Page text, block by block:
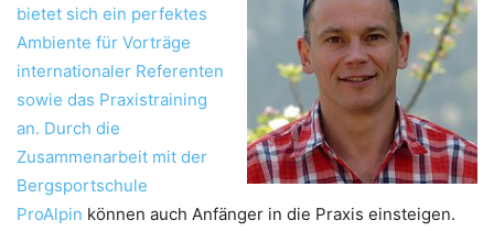
bietet sich ein perfektes
Ambiente für Vorträge
internationaler Referenten
sowie das Praxistraining
an. Durch die
Zusammenarbeit mit der
Bergsportschule
ProAlpin können auch Anfänger in die Praxis einsteigen.